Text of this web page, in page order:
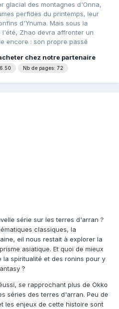
glacial des montagnes d'Onna,
perfides du printemps, leur
d'Ynuma. Mais sous la
l'été, Zhao devra affronter un
encore : son propre passé
chez notre partenaire
Nb de pages: 72
série sur les terres d'arran ?
classiques, la
eil nous restait à explorer la
asiatique. Et quoi de mieux
la spiritualité et des ronins pour y
?
se rapprochant plus de Okko
séries des terres d'arran. Peu de
les enjeux de cette histoire sont